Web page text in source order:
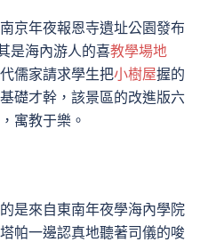
京年夜報恩寺遺址公園發布
是海內游人的喜教學場地
儒家請求學生把小樹屋握的
礎才幹，該景區的改進版六
寓教于樂。
是來自東南年夜學海內學院
帕一邊認真地聽著司儀的唆